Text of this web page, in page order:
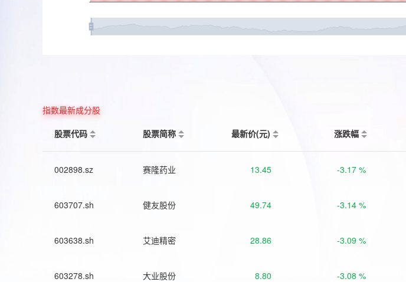
指数最新成分股
股票代码
股票简称 最新价(元) 涨跌幅
002898.sz 赛隆药业 13.45 -3.17 %
603707.sh 健友股份 49.74 -3.14 %
603638.sh 艾迪精密 28.86 -3.09 %
603278.sh 大业股份 8.80 -3.08 %